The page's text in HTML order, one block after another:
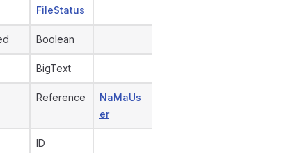
FileStatus
Boolean
BigText
Reference
NaMaUs
er
ID